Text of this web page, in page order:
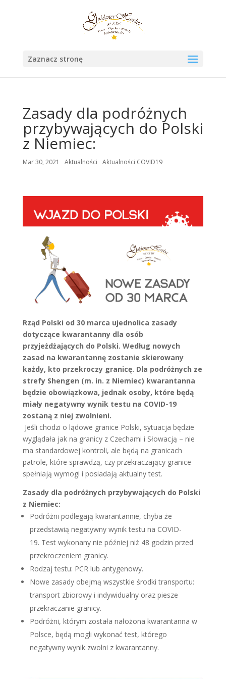
Zaznacz stronę
Zasady dla podróżnych
przybywających do Polski
z Niemiec:
Mar 30, 2021 Aktualności Aktualności COVID19
Rząd Polski od 30 marca ujednolica zasady
dotyczące kwarantanny dla osób
przyjeżdżających do Polski. Według nowych
zasad na kwarantannę zostanie skierowany
każdy, kto przekroczy granicę. Dla podróżnych ze
strefy Shengen (m. in. z Niemiec) kwarantanna
będzie obowiązkowa, jednak osoby, które będą
miały negatywny wynik testu na COVID-19
zostaną z niej zwolnieni.
Jeśli chodzi o lądowe granice Polski, sytuacja będzie
wyglądała jak na granicy z Czechami i Słowacją – nie
ma standardowej kontroli, ale będą na granicach
patrole, które sprawdzą, czy przekraczający granice
spełniają wymogi i posiadają aktualny test.
Zasady dla podróżnych przybywających do Polski
z Niemiec:
Podróżni podlegają kwarantannie, chyba że
przedstawią negatywny wynik testu na COVID-
19. Test wykonany nie później niż 48 godzin przed
przekroczeniem granicy.
Rodzaj testu: PCR lub antygenowy.
Nowe zasady obejmą wszystkie środki transportu:
transport zbiorowy i indywidualny oraz piesze
przekraczanie granicy.
Podróżni, którym została nałożona kwarantanna w
Polsce, będą mogli wykonać test, którego
negatywny wynik zwolni z kwarantanny.